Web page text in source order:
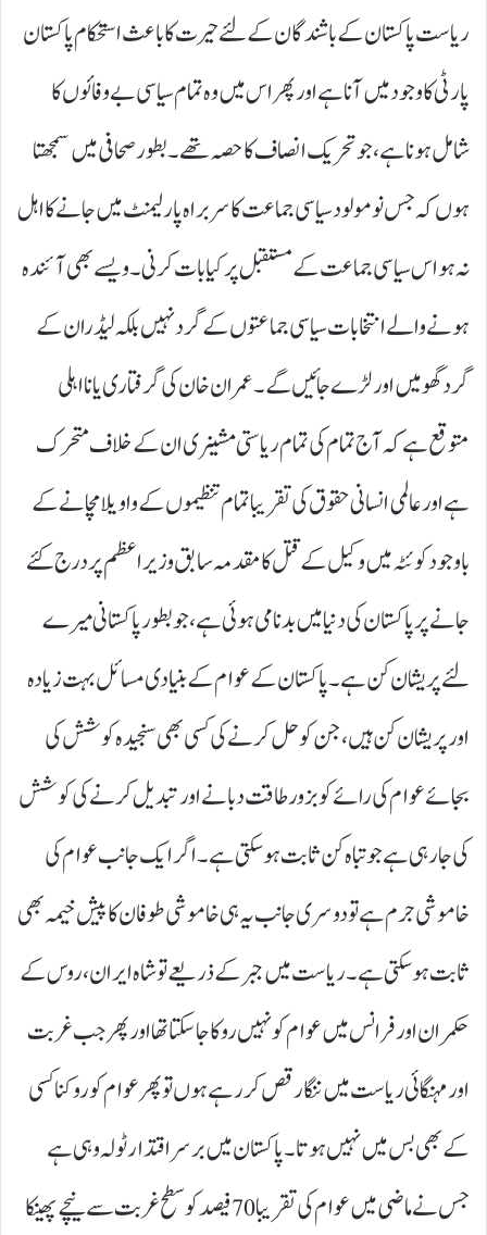
ریاست پاکستان کے باشندگان کے لئے حیرت کا باعث استحکام پاکستان
پارٹی کا وجود میں آنا ہے اور پھر اس میں وہ تمام سیاسی بے وفائوں کا
شامل ہونا ہے، جو تحریک انصاف کا حصہ تھے۔ بطور صحافی میں سمجھتا
ہوں کہ جس نومولود سیاسی جماعت کا سربراہ پارلیمنٹ میں جانے کا اہل
نہ ہو اس سیاسی جماعت کے مستقبل پر کیا بات کرنی۔ ویسے بھی آئندہ
ہونے والے انتخابات سیاسی جماعتوں کے گرد نہیں بلکہ لیڈران کے
گرد گھومیں اور لڑے جائیں گے۔ عمران خان کی گرفتاری یا نا اہلی
متوقع ہے کہ آج تمام کی تمام ریاستی مشینری ان کے خلاف متحرک
ہے اور عالمی انسانی حقوق کی تقریبا تمام تنظیموں کے واویلا مچانے کے
باوجود کوئٹہ میں وکیل کے قتل کا مقدمہ سابق وزیر اعظم پر درج کئے
جانے پر پاکستان کی دنیا میں بدنامی ہوئی ہے، جو بطور پاکستانی میرے
لئے پریشان کن ہے۔ پاکستان کے عوام کے بنیادی مسائل بہت زیادہ
اور پریشان کن ہیں، جن کو حل کرنے کی کسی بھی سنجیدہ کوشش کی
بجائے عوام کی رائے کو بزور طاقت دبانے اور تبدیل کرنے کی کوشش
کی جا رہی ہے جو تباہ کن ثابت ہو سکتی ہے۔ اگر ایک جانب عوام کی
خاموشی جرم ہے تو دوسری جانب یہ ہی خاموشی طوفان کا پیش خیمہ بھی
ثابت ہو سکتی ہے۔ ریاست میں جبر کے ذریعے تو شاہ ایران، روس کے
حکمران اور فرانس میں عوام کو نہیں روکا جا سکتا تھا اور پھر جب غربت
اور مہنگائی ریاست میں ننگا رقص کر رہے ہوں تو پھر عوام کو روکنا کسی
کے بھی بس میں نہیں ہوتا۔ پاکستان میں برسر اقتدار ٹولہ وہی ہے
جس نے ماضی میں عوام کی تقریبا 70فیصد کو سطح غربت سے نیچے پھینکا